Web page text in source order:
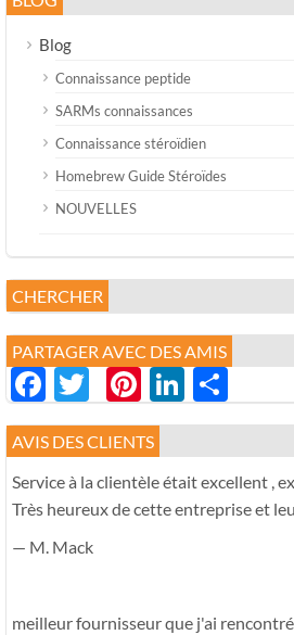
Blog
Connaissance peptide
SARMs connaissances
Connaissance stéroïdien
Homebrew Guide Stéroïdes
NOUVELLES
CHERCHER
PARTAGER AVEC DES AMIS
Facebook
Twitter
Pinterest
LinkedIn
享
AVIS DES CLIENTS
Service à la clientèle était excellent ,
Très heureux de cette entreprise et
— M. Mack
meilleur fournisseur que j'ai